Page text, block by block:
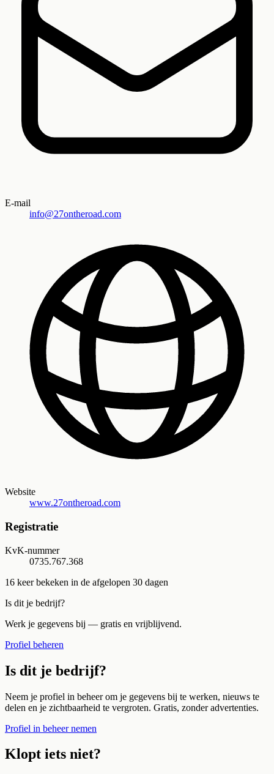
E-mail
info@27ontheroad.com
Website
www.27ontheroad.com
Registratie
KvK-nummer
0735.767.368
16 keer bekeken in de afgelopen 30 dagen
Is dit je bedrijf?
Werk je gegevens bij — gratis en vrijblijvend.
Profiel beheren
Is dit je bedrijf?
Neem je profiel in beheer om je gegevens bij te werken, nieuws te
delen en je zichtbaarheid te vergroten. Gratis, zonder advertenties.
Profiel in beheer nemen
Klopt iets niet?